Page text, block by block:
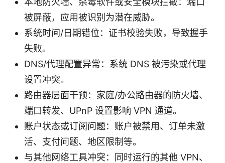
被屏蔽，应用被识别为潜在威胁。
系统时间/日期错位：证书校验失败，导致握手
失败。
DNS/代理配置异常：系统 DNS 被污染或代理
设置冲突。
路由器层面干预：家庭/办公路由器的防火墙、
端口转发、UPnP 设置影响 VPN 通道。
账户状态或订阅问题：账户被禁用、订单未激
活、支付问题、地区限制等。
与其他网络工具冲突：同时运行的其他 VPN、